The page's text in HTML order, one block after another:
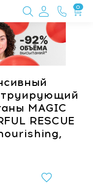
0
MAGIC
RESCUE